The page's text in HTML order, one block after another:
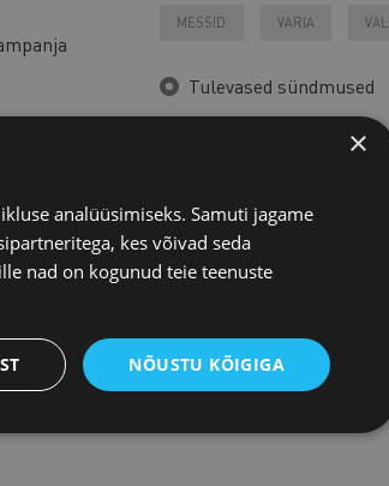
ole veel koja
MESSID VARIA
Tulevased sündmused
×
analüüsimiseks. Samuti jagame
kes võivad seda
nad on kogunud teie teenuste
NÕUSTU KÕIGIGA